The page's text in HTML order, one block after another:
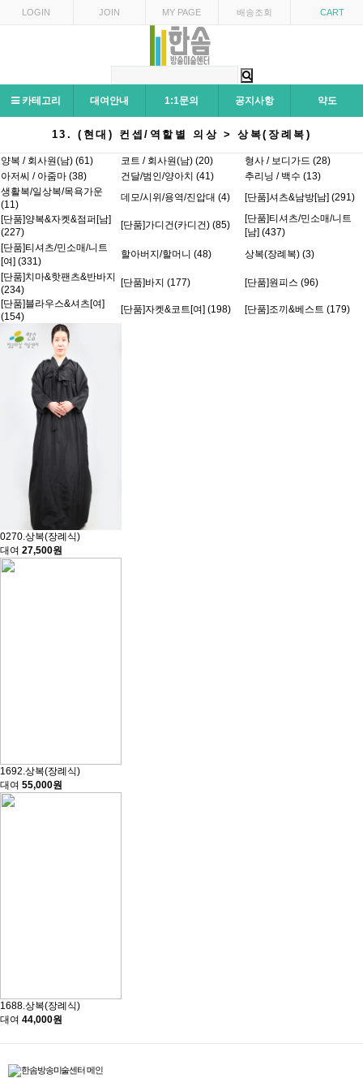
LOGIN JOIN MY PAGE 배송조회 CART
카테고리 대여안내 1:1문의 공지사항 약도
13. (현대) 컨셉/역할별 의상 > 상복(장례복)
양복 / 회사원(남) (61) 코트 / 회사원(남) (20)
형사 / 보디가드 (28)
아저씨 / 아줌마 (38)
건달/범인/양아치 (41)
추리닝 / 백수 (13)
생활복/일상복/목욕가운
(11)
데모/시위/용역/진압대 (4)
[단품]셔츠&남방[남] (291)
[단품]양복&자켓&점퍼[남]
(227)
[단품]가디건(카디건) (85)
[단품]티셔츠/민소매/니트
[남] (437)
[단품]티셔츠/민소매/니트
[여] (331)
할아버지/할머니 (48)
상복(장례복) (3)
[단품]치마&핫팬츠&반바지
(234)
[단품]바지 (177)
[단품]원피스 (96)
[단품]블라우스&셔츠[여]
(154)
[단품]자켓&코트[여] (198) [단품]조끼&베스트 (179)
0270.상복(장례식)
대여 27,500원
1692.상복(장례식)
대여 55,000원
1688.상복(장례식)
대여 44,000원